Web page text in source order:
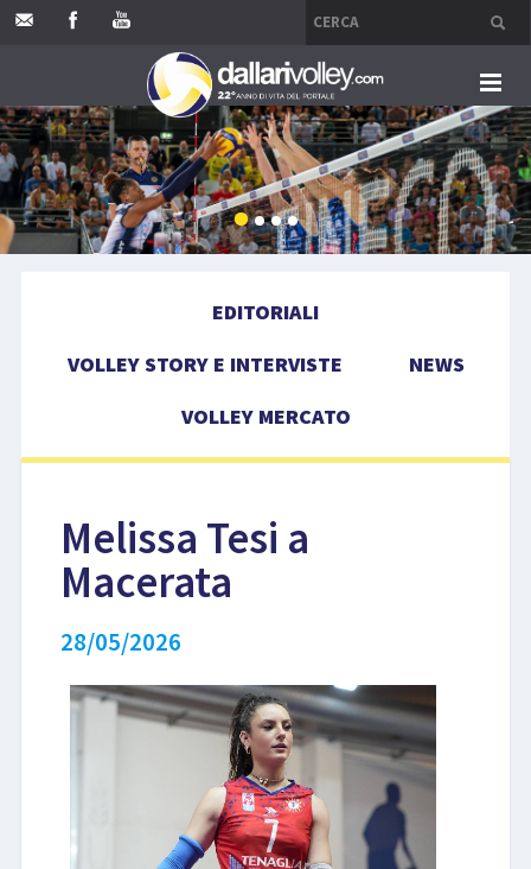
HOME
EDITORIALI
VOLLEY MERCATO
COMPETIZIONI
EVENTI
EDITORIALI
VOLLEY STORY E INTERVISTE
NEWS
VOLLEY MERCATO
Melissa Tesi a
Macerata
28/05/2026